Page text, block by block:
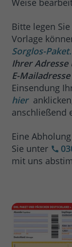
Weise
Bitte legen
Vorlage
Sorglos-
Ihrer
E-Mailadresse
Einsendung
hier
anschließend
Eine
Sie unter
mit uns